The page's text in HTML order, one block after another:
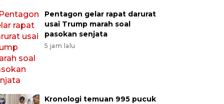
Pentagon gelar rapat darurat
usai Trump marah soal
pasokan senjata
5 jam lalu
Kronologi temuan 995 pucuk